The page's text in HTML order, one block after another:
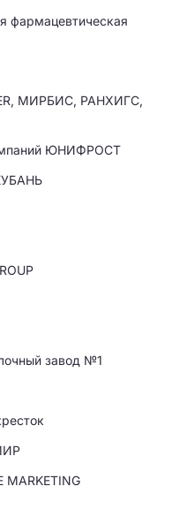
фармацевтическая
МИРБИС, РАНХИГС,
ЮНИФРОСТ
завод №1
MARKETING